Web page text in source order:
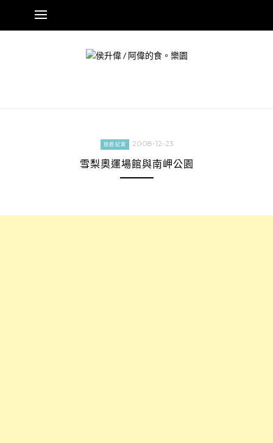
content
旅遊紀實 2008-12-23
雪梨奧運場館與南岬公園